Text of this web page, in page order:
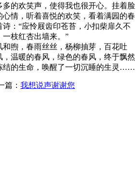
的欢笑声，使得我也很开心。挂着脸
心情，听着喜悦的欢笑，看着满园的春
：“应怜屐齿印苍苔，小扣柴扉久不
枝红杏出墙来。”
煦，春雨丝丝，杨柳抽芽，百花吐
温暖的春风，绿色的春风，终于飘然
结的生命，唤醒了一切沉睡的生灵……
篇： 我想说声谢谢您